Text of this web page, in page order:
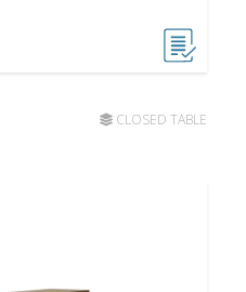
CLOSED TABLE